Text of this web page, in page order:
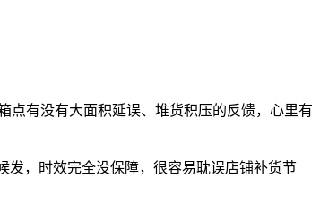
点有没有大面积延误、堆货积压的反馈，心里有
发，时效完全没保障，很容易耽误店铺补货节